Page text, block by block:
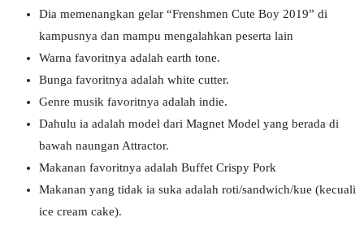
Dia memenangkan gelar “Frenshmen Cute Boy 2019” di
kampusnya dan mampu mengalahkan peserta lain
Warna favoritnya adalah earth tone.
Bunga favoritnya adalah white cutter.
Genre musik favoritnya adalah indie.
Dahulu ia adalah model dari Magnet Model yang berada di
bawah naungan Attractor.
Makanan favoritnya adalah Buffet Crispy Pork
Makanan yang tidak ia suka adalah roti/sandwich/kue (kecuali
ice cream cake).